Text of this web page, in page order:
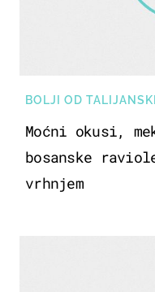
BOLJI OD
Moćni okusi,
bosanske
vrhnjem